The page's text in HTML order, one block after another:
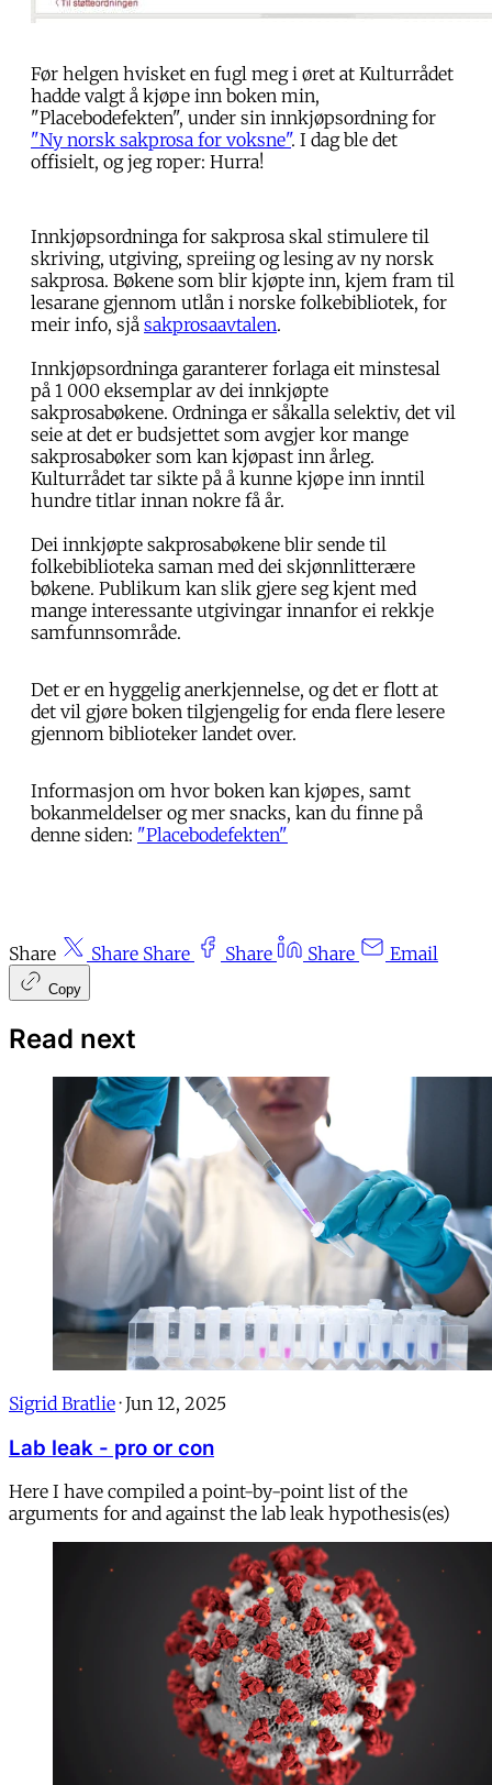
Før helgen hvisket en fugl meg i øret at Kulturrådet
hadde valgt å kjøpe inn boken min,
"Placebodefekten", under sin innkjøpsordning for
"Ny norsk sakprosa for voksne". I dag ble det
offisielt, og jeg roper: Hurra!
Innkjøpsordninga for sakprosa skal stimulere til
skriving, utgiving, spreiing og lesing av ny norsk
sakprosa. Bøkene som blir kjøpte inn, kjem fram til
lesarane gjennom utlån i norske folkebibliotek, for
meir info, sjå sakprosaavtalen.
Innkjøpsordninga garanterer forlaga eit minstesal
på 1 000 eksemplar av dei innkjøpte
sakprosabøkene. Ordninga er såkalla selektiv, det vil
seie at det er budsjettet som avgjer kor mange
sakprosabøker som kan kjøpast inn årleg.
Kulturrådet tar sikte på å kunne kjøpe inn inntil
hundre titlar innan nokre få år.
Dei innkjøpte sakprosabøkene blir sende til
folkebiblioteka saman med dei skjønnlitterære
bøkene. Publikum kan slik gjere seg kjent med
mange interessante utgivingar innanfor ei rekkje
samfunnsområde.
Det er en hyggelig anerkjennelse, og det er flott at
det vil gjøre boken tilgjengelig for enda flere lesere
gjennom biblioteker landet over.
Informasjon om hvor boken kan kjøpes, samt
bokanmeldelser og mer snacks, kan du finne på
denne siden: "Placebodefekten"
Share Share Share Share Share Email
Copy
Read next
Sigrid Bratlie · Jun 12, 2025
Lab leak - pro or con
Here I have compiled a point-by-point list of the
arguments for and against the lab leak hypothesis(es)